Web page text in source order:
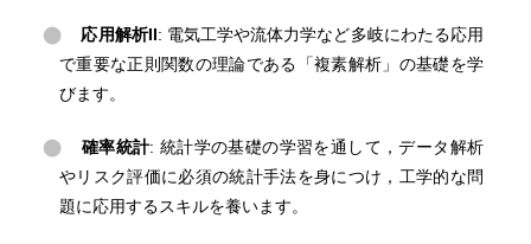
応用解析II: 電気工学や流体力学など多岐にわたる応用
で重要な正則関数の理論である「複素解析」の基礎を学
びます。
確率統計: 統計学の基礎の学習を通して，データ解析
やリスク評価に必須の統計手法を身につけ，工学的な問
題に応用するスキルを養います。